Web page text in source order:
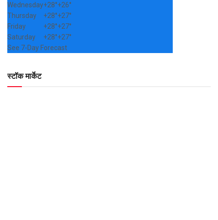
Wednesday+28°+26°
Thursday
+28°+27°
Friday
+28°+27°
Saturday
+28°+27°
See 7-Day Forecast
स्टॉक मार्केट